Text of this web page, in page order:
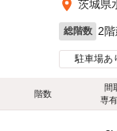
茨城県
総階数 2
駐車場あ
階数
間
専